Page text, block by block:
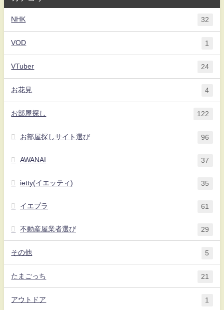
NHK 32
VOD 1
VTuber 24
お花見 4
お部屋探し 122
お部屋探しサイト選び 96
AWANAI 37
ietty(イエッティ) 35
イエプラ 61
不動産屋業者選び 29
その他 5
たまごっち 21
アウトドア 1